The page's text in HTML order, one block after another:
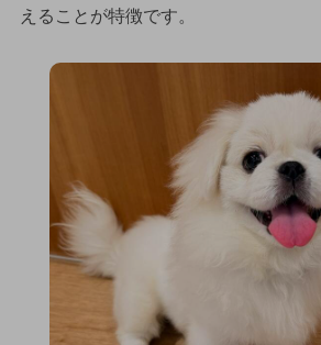
えることが特徴です。